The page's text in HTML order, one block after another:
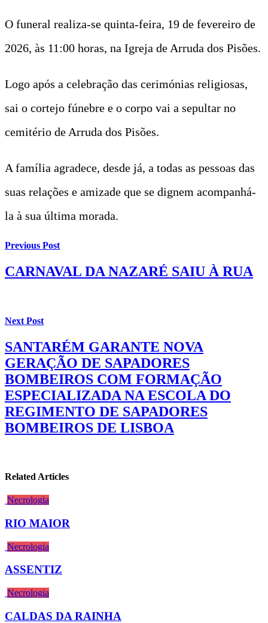
O funeral realiza-se quinta-feira, 19 de fevereiro de
2026, às 11:00 horas, na Igreja de Arruda dos Pisões.
Logo após a celebração das cerimónias religiosas,
sai o cortejo fúnebre e o corpo vai a sepultar no
cemitério de Arruda dos Pisões.
A família agradece, desde já, a todas as pessoas das
suas relações e amizade que se dignem acompanhá-
la à sua última morada.
Previous Post
CARNAVAL DA NAZARÉ SAIU À RUA
Next Post
SANTARÉM GARANTE NOVA
GERAÇÃO DE SAPADORES
BOMBEIROS COM FORMAÇÃO
ESPECIALIZADA NA ESCOLA DO
REGIMENTO DE SAPADORES
BOMBEIROS DE LISBOA
Related Articles
Necrologia
RIO MAIOR
Necrologia
ASSENTIZ
Necrologia
CALDAS DA RAINHA